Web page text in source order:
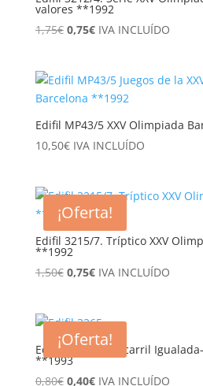
valores **1992
1,75€ El
era:
1,75€.
0,75€El
es:
0,75€.
IVA INCLUÍDO
Edifil MP43/5 XXV Olimpiada
10,50€ IVA INCLUÍDO
¡Oferta!
Edifil 3215/7. Tríptico XXV
**1992
1,50€ El
era:
1,50€.
0,75€El
es:
0,75€.
IVA INCLUÍDO
¡Oferta!
Edifil 3265. Ferrocarril
**1993
0,80€ El
0,40€ElIVA INCLUÍDO